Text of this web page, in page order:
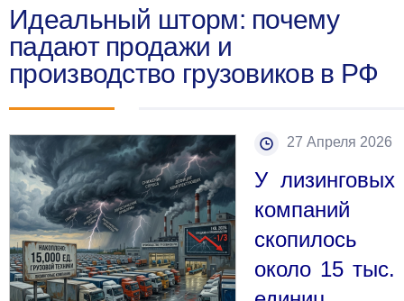
Идеальный шторм: почему
падают продажи и
производство грузовиков в РФ
27 Апреля 2026
У лизинговых
компаний
скопилось
около 15 тыс.